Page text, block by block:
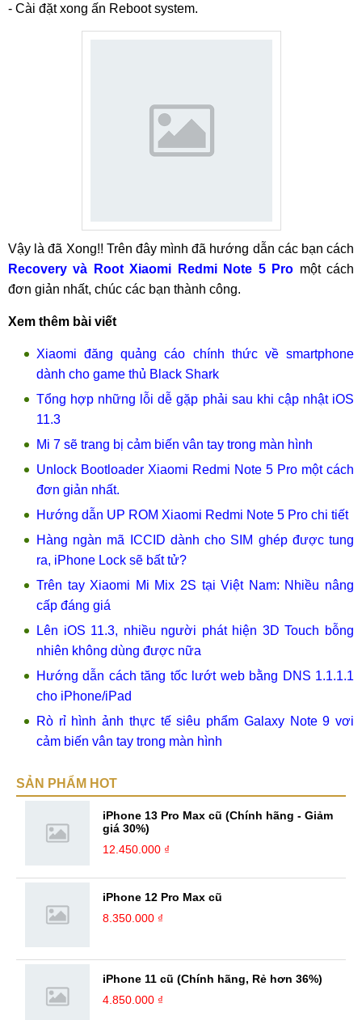
- Cài đặt xong ấn Reboot system.
Vậy là đã Xong!! Trên đây mình đã hướng dẫn các bạn cách
Recovery và Root Xiaomi Redmi Note 5 Pro một cách
đơn giản nhất, chúc các bạn thành công.
Xem thêm bài viết
Xiaomi đăng quảng cáo chính thức về smartphone
dành cho game thủ Black Shark
Tổng hợp những lỗi dễ gặp phải sau khi cập nhật iOS
11.3
Mi 7 sẽ trang bị cảm biến vân tay trong màn hình
Unlock Bootloader Xiaomi Redmi Note 5 Pro một cách
đơn giản nhất.
Hướng dẫn UP ROM Xiaomi Redmi Note 5 Pro chi tiết
Hàng ngàn mã ICCID dành cho SIM ghép được tung
ra, iPhone Lock sẽ bất tử?
Trên tay Xiaomi Mi Mix 2S tại Việt Nam: Nhiều nâng
cấp đáng giá
Lên iOS 11.3, nhiều người phát hiện 3D Touch bỗng
nhiên không dùng được nữa
Hướng dẫn cách tăng tốc lướt web bằng DNS 1.1.1.1
cho iPhone/iPad
Rò rỉ hình ảnh thực tế siêu phẩm Galaxy Note 9 vơi
cảm biến vân tay trong màn hình
SẢN PHẨM HOT
iPhone 13 Pro Max cũ (Chính hãng - Giảm
giá 30%)
12.450.000 ₫
iPhone 12 Pro Max cũ
8.350.000 ₫
iPhone 11 cũ (Chính hãng, Rẻ hơn 36%)
4.850.000 ₫